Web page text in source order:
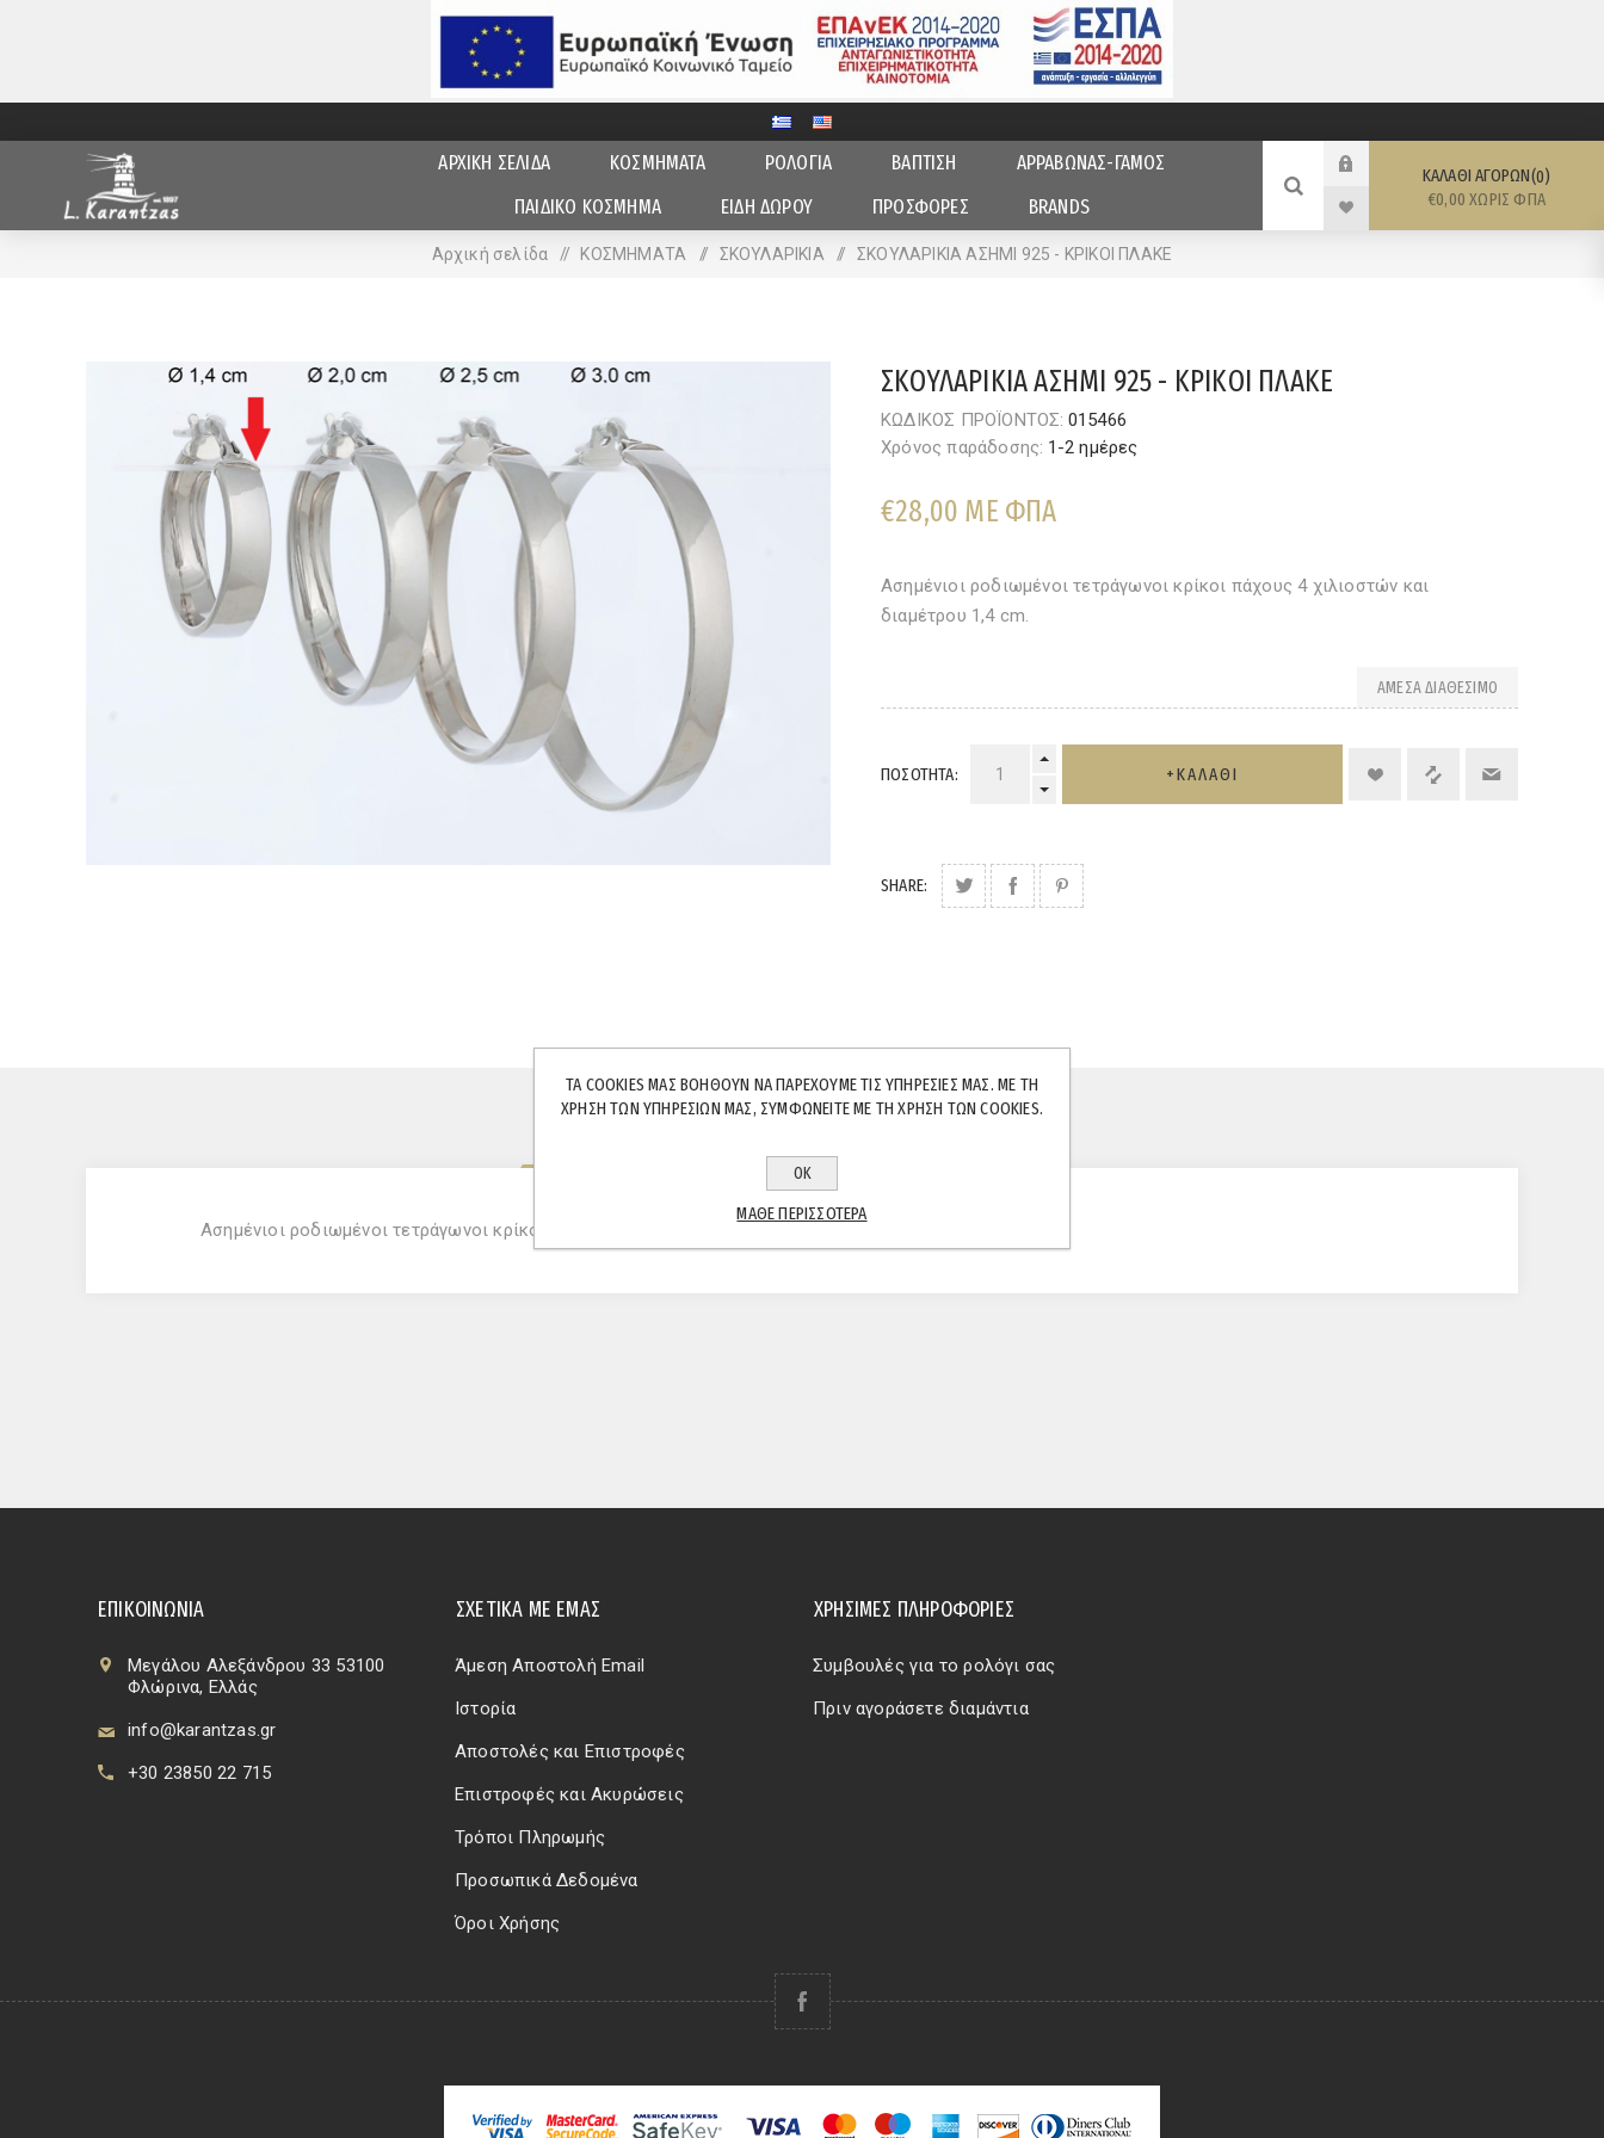
ΑΡΧΙΚΗ ΣΕΛΙΔΑ ΚΟΣΜΗΜΑΤΑ ΡΟΛΟΓΙΑ ΒΑΠΤΙΣΗ
ΑΡΡΑΒΩΝΑΣ-ΓΑΜΟΣ
ΠΑΙΔΙΚΟ ΚΟΣΜΗΜΑ
ΕΙΔΗ ΔΩΡΟΥ ΠΡΟΣΦΟΡΕΣ BRANDS
ΚΑΛΆΘΙ ΑΓΟΡΏΝ 0
€0,00 ΧΩΡΊΣ ΦΠΑ
Αρχική σελίδα / ΚΟΣΜΗΜΑΤΑ / ΣΚΟΥΛΑΡΙΚΙΑ / ΣΚΟΥΛΑΡΙΚΙΑ ΑΣΗΜΙ 925 - ΚΡΙΚΟΙ ΠΛΑΚΕ
ΣΚΟΥΛΑΡΙΚΙΑ ΑΣΗΜΙ 925 - ΚΡΙΚΟΙ ΠΛΑΚΕ
ΚΩΔΙΚΟΣ ΠΡΟΪΟΝΤΟΣ: 015466
Χρόνος παράδοσης: 1-2 ημέρες
€28,00 ΜΕ ΦΠΑ
Ασημένιοι ροδιωμένοι τετράγωνοι κρίκοι πάχους 4 χιλιοστών και
διαμέτρου 1,4 cm.
ΆΜΕΣΑ ΔΙΑΘΈΣΙΜΟ
ΠΟΣΌΤΗΤΑ:
SHARE:
Ασημένιοι ροδιωμένοι τετράγωνοι κρίκοι πάχους 4 χιλιοστών και διαμέτρου 1,4 cm.
ΕΠΙΚΟΙΝΩΝΊΑ
Μεγάλου Αλεξάνδρου 33 53100
Φλώρινα, Ελλάς
info@karantzas.gr
+30 23850 22 715
ΣΧΕΤΙΚΆ ΜΕ ΕΜΆΣ
Άμεση Αποστολή Email
Ιστορία
Αποστολές και Επιστροφές
Επιστροφές και Ακυρώσεις
Τρόποι Πληρωμής
Προσωπικά Δεδομένα
Όροι Χρήσης
ΧΡΗΣΙΜΕΣ ΠΛΗΡΟΦΟΡΙΕΣ
Συμβουλές για το ρολόγι σας
Πριν αγοράσετε διαμάντια
ΤΑ COOKIES ΜΑΣ ΒΟΗΘΟΎΝ ΝΑ ΠΑΡΈΧΟΥΜΕ ΤΙΣ ΥΠΗΡΕΣΊΕΣ ΜΑΣ. ΜΕ ΤΗ
ΧΡΉΣΗ ΤΩΝ ΥΠΗΡΕΣΙΏΝ ΜΑΣ, ΣΥΜΦΩΝΕΊΤΕ ΜΕ ΤΗ ΧΡΉΣΗ ΤΩΝ COOKIES.
ΟΚ
ΜΆΘΕ ΠΕΡΙΣΣΌΤΕΡΑ